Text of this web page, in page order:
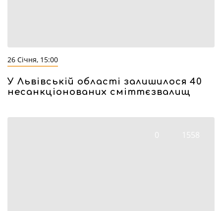
26 Січня, 15:00
У Львівській області залишилося 40
несанкціонованих сміттєзвалищ
0 1558